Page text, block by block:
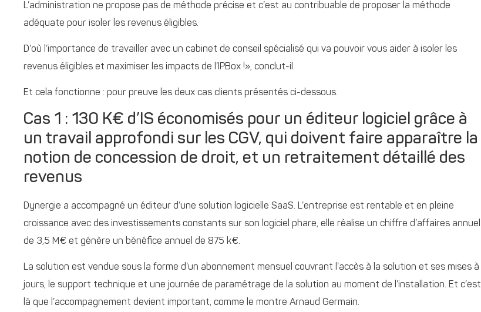
L’administration ne propose pas de méthode précise et c’est au contribuable de proposer la méthode
adéquate pour isoler les revenus éligibles.
D’où l’importance de travailler avec un cabinet de conseil spécialisé qui va pouvoir vous aider à isoler les
revenus éligibles et maximiser les impacts de l’IPBox !», conclut-il.
Et cela fonctionne : pour preuve les deux cas clients présentés ci-dessous.
Cas 1 : 130 K€ d’IS économisés pour un éditeur logiciel grâce à
un travail approfondi sur les CGV, qui doivent faire apparaître la
notion de concession de droit, et un retraitement détaillé des
revenus
Dynergie a accompagné un éditeur d’une solution logicielle SaaS. L’entreprise est rentable et en pleine
croissance avec des investissements constants sur son logiciel phare, elle réalise un chiffre d’affaires annuel
de 3,5 M€ et génère un bénéfice annuel de 875 k€.
La solution est vendue sous la forme d’un abonnement mensuel couvrant l’accès à la solution et ses mises à
jours, le support technique et une journée de paramétrage de la solution au moment de l’installation. Et c’est
là que l’accompagnement devient important, comme le montre Arnaud Germain.